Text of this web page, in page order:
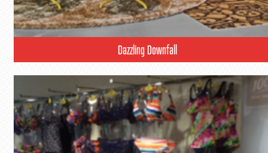
Dazzling Downfall